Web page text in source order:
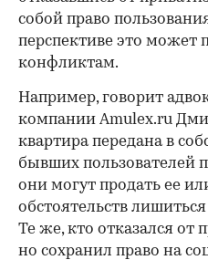
собой право
перспективе это
конфликтам.
Например, говорит
компании Amulex.ru
квартира передана в
бывших пользователей
они могут продать ее
обстоятельств
Те же, кто отказался от
но сохранил право на